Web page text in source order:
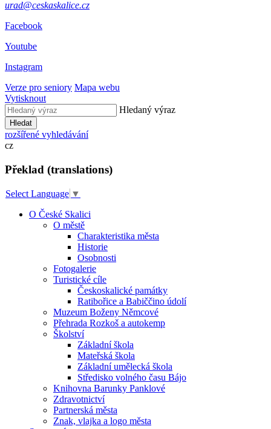
urad@ceskaskalice.cz
Facebook
Youtube
Instagram
Verze pro seniory Mapa webu
Vytisknout
Hledaný výraz
Hledat
rozšířené vyhledávání
cz
Překlad (translations)
Select Language ▼
O České Skalici
O městě
Charakteristika města
Historie
Osobnosti
Fotogalerie
Turistické cíle
Českoskalické památky
Ratibořice a Babiččino údolí
Muzeum Boženy Němcové
Přehrada Rozkoš a autokemp
Školství
Základní škola
Mateřská škola
Základní umělecká škola
Středisko volného času Bájo
Knihovna Barunky Panklové
Zdravotnictví
Partnerská města
Znak, vlajka a logo města